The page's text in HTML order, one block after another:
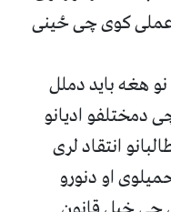
کوی چی ځینی
هغه باید دملل
ادیانو
انتقاد لری
او دنورو